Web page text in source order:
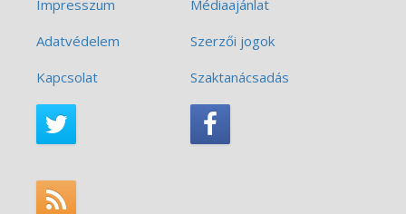
Impresszum
Médiaajánlat
Adatvédelem
Szerzői jogok
Kapcsolat
Szaktanácsadás